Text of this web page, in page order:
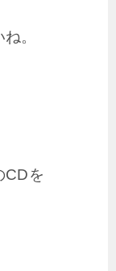
。
CDを